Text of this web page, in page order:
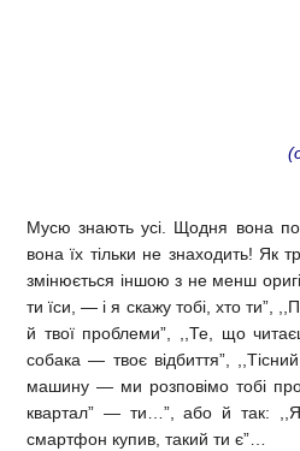
Мусю знають усі. Щодня вона
вона їх тільки не знаходить! Як
змінюється іншою з не менш
ти їси, — і я скажу тобі, хто ти”,
й твої проблеми”, ,,Те, що
собака — твоє відбиття”,
машину — ми розповімо тобі
квартал” — ти…”, або й так:
смартфон купив, такий ти є”…